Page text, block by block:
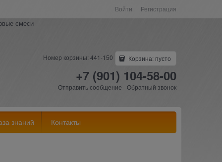
Войти Регистрация
смеси
Номер корзины: 441-150 Корзина: пусто
+7 (901) 104-58-00
Отправить сообщение Обратный звонок
знаний Контакты